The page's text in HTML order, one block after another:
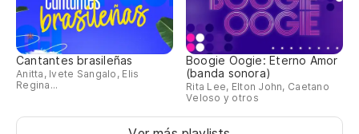
Cantantes brasileñas
Anitta, Ivete Sangalo, Elis
Regina...
Boogie Oogie: Eterno Amor
(banda sonora)
Rita Lee, Elton John, Caetano
Veloso y otros